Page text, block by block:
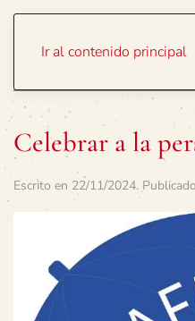
Ir al contenido principal
Celebrar a la
Escrito en 22/11/2024.